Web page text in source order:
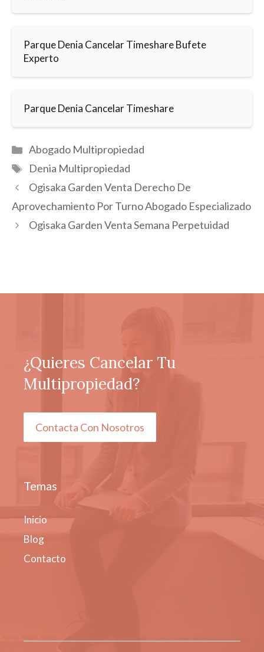
Parque Denia Cancelar Timeshare Bufete
Experto
Parque Denia Cancelar Timeshare
Categorías
Abogado Multipropiedad
Etiquetas
Denia Multipropiedad
Ogisaka Garden Venta Derecho De
Aprovechamiento Por Turno Abogado Especializado
Ogisaka Garden Venta Semana Perpetuidad
¿Quieres Cancelar Tu
Multipropiedad?
Contacta Con Nosotros
Temas
Inicio
Blog
Contacto